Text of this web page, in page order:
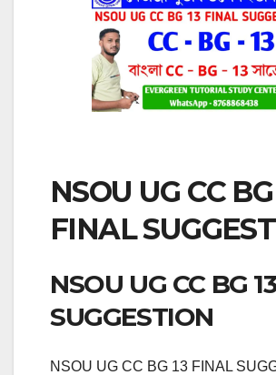
NSOU UG CC BG
FINAL
NSOU UG CC BG
SUGGESTION
NSOU UG CC BG 13 FINAL